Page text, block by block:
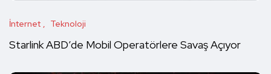
İnternet Teknoloji
Starlink ABD’de Mobil Operatörlere Savaş Açıyor